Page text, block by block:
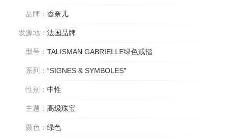
品牌： 香奈儿
发源地： 法国品牌
型号： TALISMAN GABRIELLE绿色戒指
系列： “SIGNES & SYMBOLES”
性别： 中性
主题： 高级珠宝
颜色： 绿色